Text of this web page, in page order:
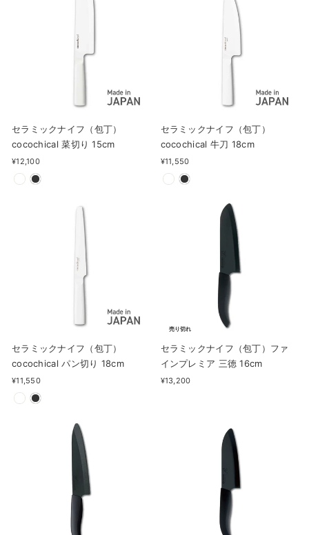
セラミックナイフ（包丁）
cocochical 菜切り 15cm
¥12,100
セラミックナイフ（包丁）
cocochical 牛刀 18cm
¥11,550
セラミックナイフ（包丁）
cocochical パン切り 18cm
¥11,550
売り切れ
セラミックナイフ（包丁）ファ
インプレミア 三徳 16cm
¥13,200